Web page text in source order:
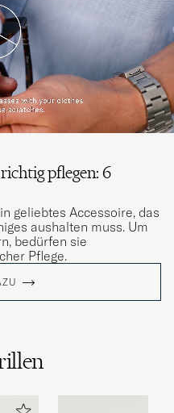
pflegen: 6
geliebtes Accessoire, das
aushalten muss. Um
bedürfen sie
Pflege.